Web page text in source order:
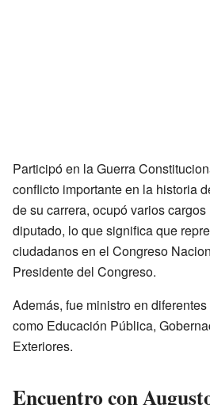
Participó en la Guerra
conflicto importante en la historia
de su carrera, ocupó varios
diputado, lo que significa que
ciudadanos en el Congreso
Presidente del Congreso.
Además, fue ministro en
como Educación Pública,
Exteriores.
Encuentro con